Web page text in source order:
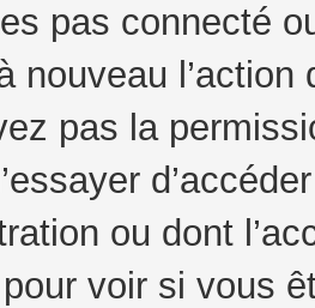
pas connecté
nouveau
pas la
ou dont
voir si vous